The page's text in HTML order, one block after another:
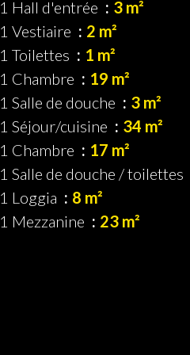
1 Hall d'entrée
3 m²
1 Vestiaire
2 m²
1 Toilettes
1 m²
1 Chambre
19 m²
1 Salle de douche
3 m²
1 Séjour/cuisine
34 m²
1 Chambre
17 m²
1 Salle de douche / toilettes
1 Loggia
8 m²
1 Mezzanine
23 m²